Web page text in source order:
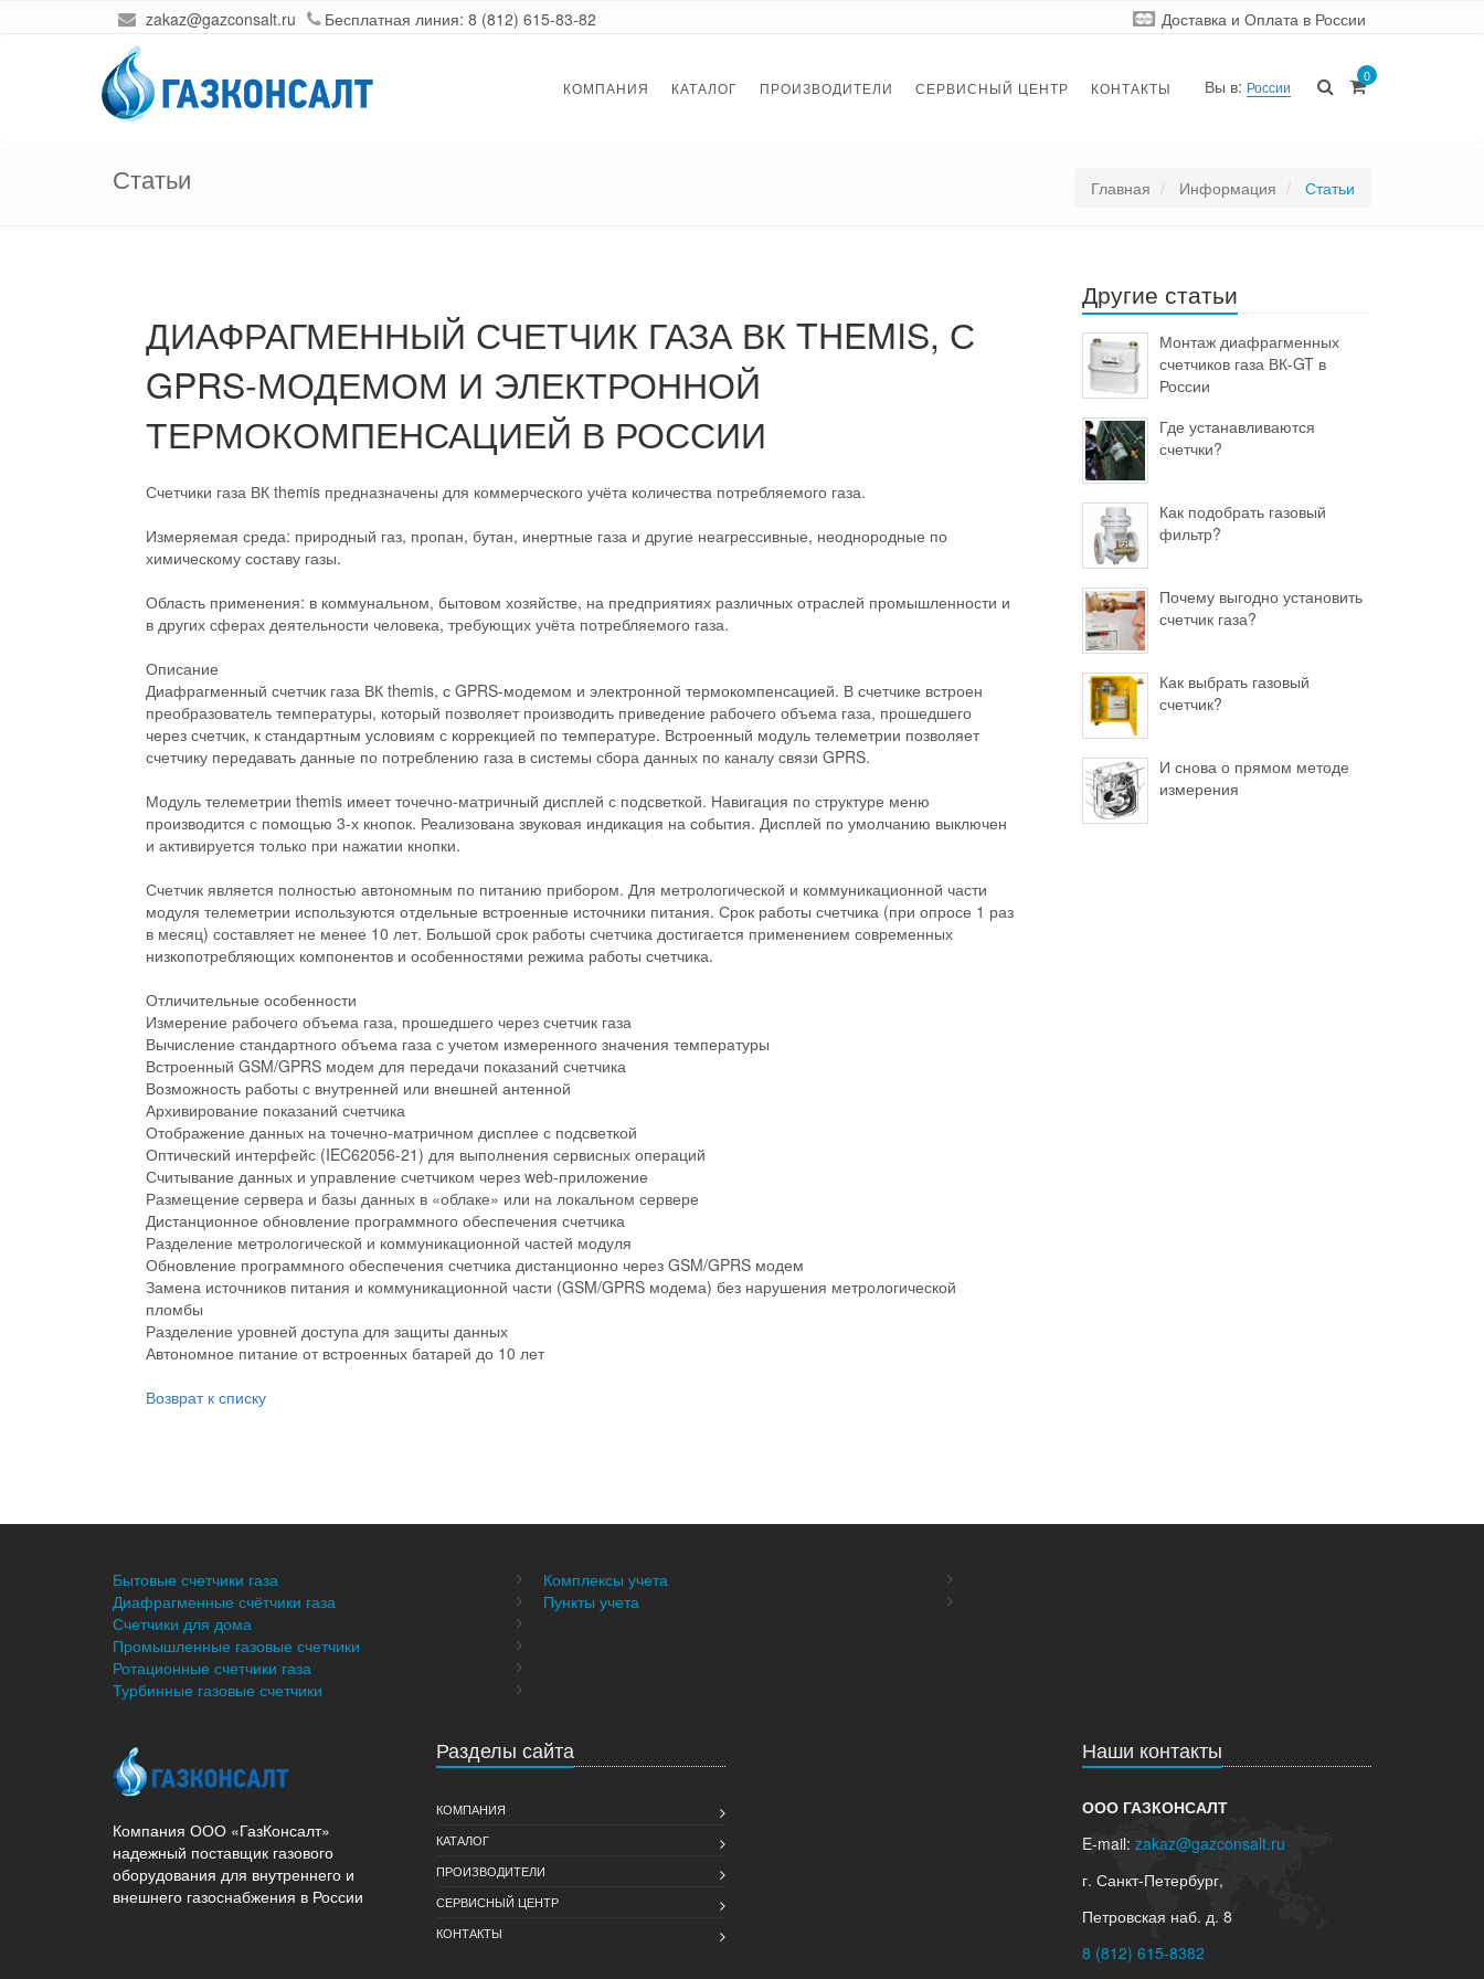
zakaz@gazconsalt.ru Бесплатная линия: 8 (812) 615-83-82 Доставка и Оплата в России
Вы в: России
0
КОМПАНИЯ КАТАЛОГ ПРОИЗВОДИТЕЛИ СЕРВИСНЫЙ ЦЕНТР КОНТАКТЫ
Статьи Главная Информация Статьи
ДИАФРАГМЕННЫЙ СЧЕТЧИК ГАЗА ВК THEMIS, С
GPRS-МОДЕМОМ И ЭЛЕКТРОННОЙ
ТЕРМОКОМПЕНСАЦИЕЙ В РОССИИ
Счетчики газа ВК themis предназначены для коммерческого учёта количества потребляемого газа.
Измеряемая среда: природный газ, пропан, бутан, инертные газа и другие неагрессивные, неоднородные по
химическому составу газы.
Область применения: в коммунальном, бытовом хозяйстве, на предприятиях различных отраслей промышленности и
в других сферах деятельности человека, требующих учёта потребляемого газа.
Описание
Диафрагменный счетчик газа ВК themis, с GPRS-модемом и электронной термокомпенсацией. В счетчике встроен
преобразователь температуры, который позволяет производить приведение рабочего объема газа, прошедшего
через счетчик, к стандартным условиям с коррекцией по температуре. Встроенный модуль телеметрии позволяет
счетчику передавать данные по потреблению газа в системы сбора данных по каналу связи GPRS.
Модуль телеметрии themis имеет точечно-матричный дисплей с подсветкой. Навигация по структуре меню
производится с помощью 3-х кнопок. Реализована звуковая индикация на события. Дисплей по умолчанию выключен
и активируется только при нажатии кнопки.
Счетчик является полностью автономным по питанию прибором. Для метрологической и коммуникационной части
модуля телеметрии используются отдельные встроенные источники питания. Срок работы счетчика (при опросе 1 раз
в месяц) составляет не менее 10 лет. Большой срок работы счетчика достигается применением современных
низкопотребляющих компонентов и особенностями режима работы счетчика.
Отличительные особенности
Измерение рабочего объема газа, прошедшего через счетчик газа
Вычисление стандартного объема газа с учетом измеренного значения температуры
Встроенный GSM/GPRS модем для передачи показаний счетчика
Возможность работы с внутренней или внешней антенной
Архивирование показаний счетчика
Отображение данных на точечно-матричном дисплее с подсветкой
Оптический интерфейс (IEC62056-21) для выполнения сервисных операций
Считывание данных и управление счетчиком через web-приложение
Размещение сервера и базы данных в «облаке» или на локальном сервере
Дистанционное обновление программного обеспечения счетчика
Разделение метрологической и коммуникационной частей модуля
Обновление программного обеспечения счетчика дистанционно через GSM/GPRS модем
Замена источников питания и коммуникационной части (GSM/GPRS модема) без нарушения метрологической
пломбы
Разделение уровней доступа для защиты данных
Автономное питание от встроенных батарей до 10 лет
Возврат к списку
Другие статьи
Монтаж диафрагменных
счетчиков газа ВК-GT в
России
Где устанавливаются
счетчки?
Как подобрать газовый
фильтр?
Почему выгодно установить
счетчик газа?
Как выбрать газовый
счетчик?
И снова о прямом методе
измерения
Бытовые счетчики газа
Диафрагменные счётчики газа
Счетчики для дома
Промышленные газовые счетчики
Ротационные счетчики газа
Турбинные газовые счетчики
Комплексы учета
Пункты учета
Компания ООО «ГазКонсалт»
надежный поставщик газового
оборудования для внутреннего и
внешнего газоснабжения в России
Разделы сайта
КОМПАНИЯ
КАТАЛОГ
ПРОИЗВОДИТЕЛИ
СЕРВИСНЫЙ ЦЕНТР
КОНТАКТЫ
Наши контакты
ООО ГАЗКОНСАЛТ
E-mail: zakaz@gazconsalt.ru
г. Санкт-Петербург,
Петровская наб. д. 8
8 (812) 615-8382